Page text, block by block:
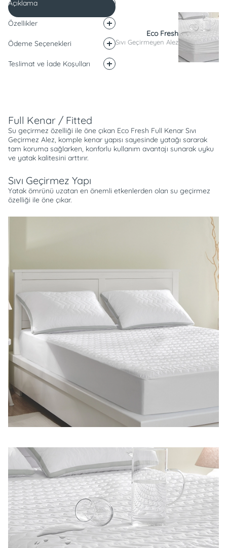
Açıklama
Özellikler
Ödeme Seçenekleri
Teslimat ve İade Koşulları
Eco Fresh
Sıvı Geçirmeyen Alez
Full Kenar / Fitted
Su geçirmez özelliği ile öne çıkan Eco Fresh Full Kenar Sıvı
Geçirmez Alez, komple kenar yapısı sayesinde yatağı sararak
tam koruma sağlarken, konforlu kullanım avantajı sunarak uyku
ve yatak kalitesini arttırır.
Sıvı Geçirmez Yapı
Yatak ömrünü uzatan en önemli etkenlerden olan su geçirmez
özelliği ile öne çıkar.